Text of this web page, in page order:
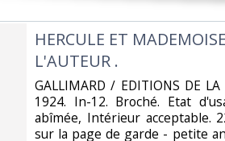
‎HERCULE ET
L'AUTEUR .‎
‎GALLIMARD / EDITIONS DE LA
1924. In-12. Broché. Etat
abîmée, Intérieur acceptable.
sur la page de garde - petite